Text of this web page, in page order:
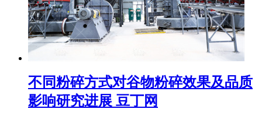
不同粉碎方式对谷物粉碎效果及品质
影响研究进展 豆丁网